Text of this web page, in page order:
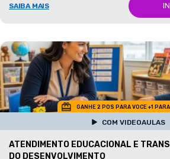
SAIBA MAIS
GANHE 2 POS PARA VOCE +1
COM VIDEOAULAS
ATENDIMENTO EDUCACIONAL E
DO DESENVOLVIMENTO